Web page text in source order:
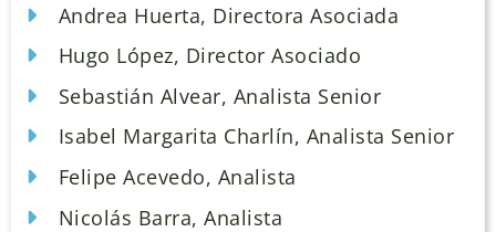
Andrea Huerta, Directora Asociada
Hugo López, Director Asociado
Sebastián Alvear, Analista Senior
Isabel Margarita Charlín, Analista Senior
Felipe Acevedo, Analista
Nicolás Barra, Analista